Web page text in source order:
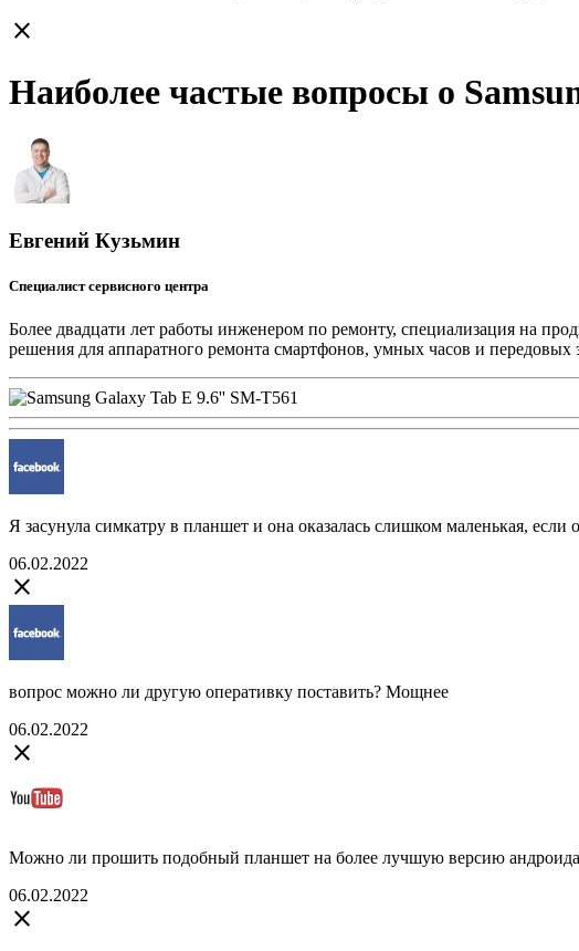
close
Наиболее частые вопросы о
Евгений Кузьмин
Специалист сервисного центра
Более двадцати лет работы инженером по ремонту, специализация на
решения для аппаратного ремонта смартфонов, умных часов и
Я засунула симкатру в планшет и она оказалась слишком маленькая, если
06.02.2022
close
вопрос можно ли другую оперативку поставить? Мощнее
06.02.2022
close
Можно ли прошить подобный планшет на более лучшую версию
06.02.2022
close